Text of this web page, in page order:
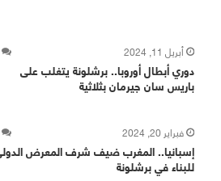
أبريل 11, 2024
دوري أبطال أوروبا.. برشلونة يتغلب على
باريس سان جيرمان بثلاثية
فبراير 20, 2024
إسبانيا.. المغرب ضيف شرف المعرض
للبناء في برشلونة